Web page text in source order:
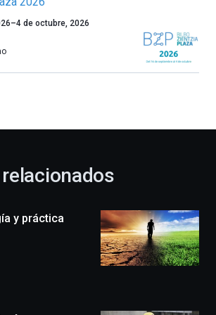
–4 de octubre, 2026
y práctica